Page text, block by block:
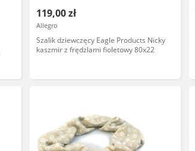
119,00 zł
Allegro
Szalik dziewczęcy Eagle Products Nicky
kaszmir z frędzlami fioletowy 80x22